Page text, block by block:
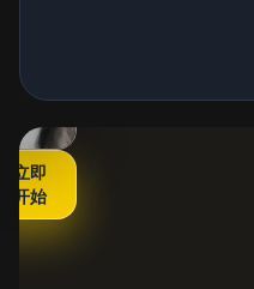
立即
开始